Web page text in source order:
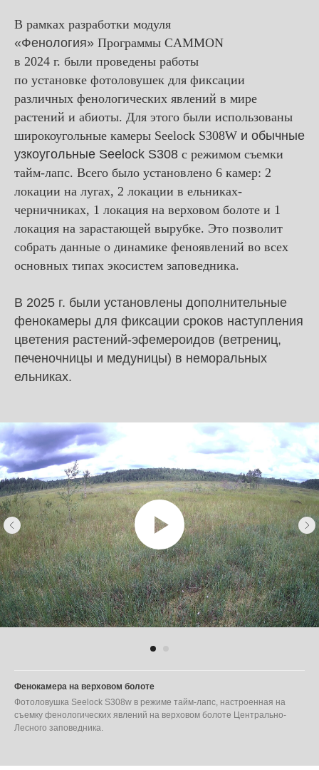
В рамках разработки модуля
«Фенология» Программы CAMMON
в 2024 г. были проведены работы
по установке фотоловушек для фиксации
различных фенологических явлений в мире
растений и абиоты. Для этого были использованы
широкоугольные камеры Seelock S308W и обычные
узкоугольные Seelock S308 с режимом съемки
тайм-лапс. Всего было установлено 6 камер: 2
локации на лугах, 2 локации в ельниках-
черничниках, 1 локация на верховом болоте и 1
локация на зарастающей вырубке. Это позволит
собрать данные о динамике феноявлений во всех
основных типах экосистем заповедника.
В 2025 г. были установлены дополнительные
фенокамеры для фиксации сроков наступления
цветения растений-эфемероидов (ветрениц,
печеночницы и медуницы) в неморальных
ельниках.
Фенокамера на верховом болоте
Фотоловушка Seelock S308w в режиме тайм-лапс, настроенная на
съемку фенологических явлений на верховом болоте Центрально-
Лесного заповедника.